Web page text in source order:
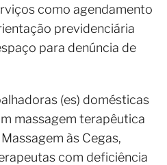
como agendamento
previdenciária
para denúncia de
(es) domésticas
massagem terapêutica
às Cegas,
com deficiência